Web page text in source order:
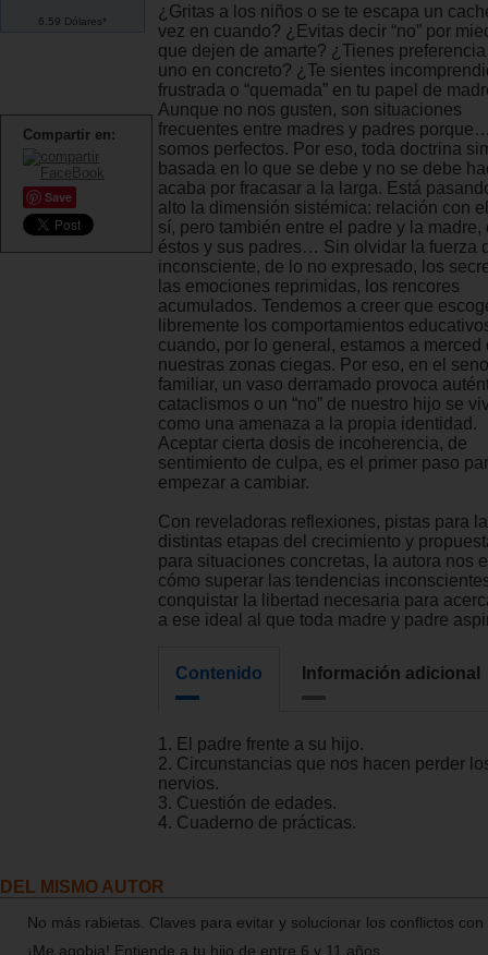
6.59 Dólares*
Compartir en:
Save
¿Gritas a los niños o se te escapa un
vez en cuando? ¿Evitas decir “no” por
que dejen de amarte? ¿Tienes
uno en concreto? ¿Te sientes
frustrada o “quemada” en tu papel de
Aunque no nos gusten, son situaciones
frecuentes entre madres y padres
somos perfectos. Por eso, toda doctrina
basada en lo que se debe y no se debe
acaba por fracasar a la larga. Está
alto la dimensión sistémica: relación con
sí, pero también entre el padre y la madre,
éstos y sus padres… Sin olvidar la fuerza
inconsciente, de lo no expresado, los
las emociones reprimidas, los rencores
acumulados. Tendemos a creer que
libremente los comportamientos
cuando, por lo general, estamos a merced
nuestras zonas ciegas. Por eso, en el seno
familiar, un vaso derramado provoca
cataclismos o un “no” de nuestro hijo se
como una amenaza a la propia identidad.
Aceptar cierta dosis de incoherencia, de
sentimiento de culpa, es el primer paso
empezar a cambiar.
Con reveladoras reflexiones, pistas para
distintas etapas del crecimiento y
para situaciones concretas, la autora nos
cómo superar las tendencias
conquistar la libertad necesaria para
a ese ideal al que toda madre y padre
Contenido Información adicional
1. El padre frente a su hijo.
2. Circunstancias que nos hacen perder
nervios.
3. Cuestión de edades.
4. Cuaderno de prácticas.
DEL MISMO AUTOR
No más rabietas. Claves para evitar y solucionar los conflictos con
¡Me agobia! Entiende a tu hijo de entre 6 y 11 años